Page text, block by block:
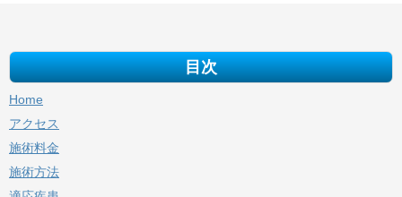
目次
Home
アクセス
施術料金
施術方法